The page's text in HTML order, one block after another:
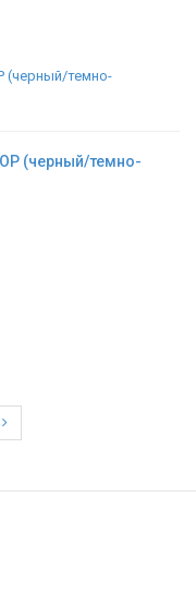
(черный/темно-